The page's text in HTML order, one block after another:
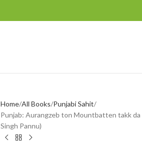
Home All Books Punjabi Sahit
Punjab: Aurangzeb ton Mountbatten takk da
Singh Pannu)